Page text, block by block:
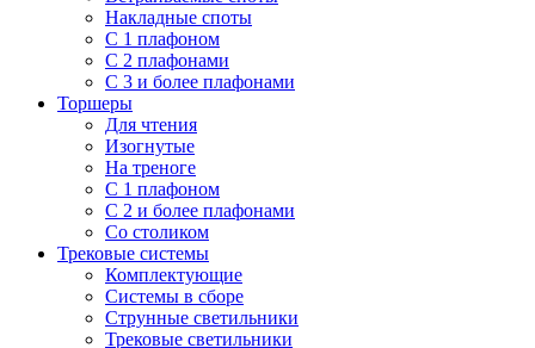
Накладные споты
С 1 плафоном
С 2 плафонами
С 3 и более плафонами
Торшеры
Для чтения
Изогнутые
На треноге
С 1 плафоном
С 2 и более плафонами
Со столиком
Трековые системы
Комплектующие
Системы в сборе
Струнные светильники
Трековые светильники